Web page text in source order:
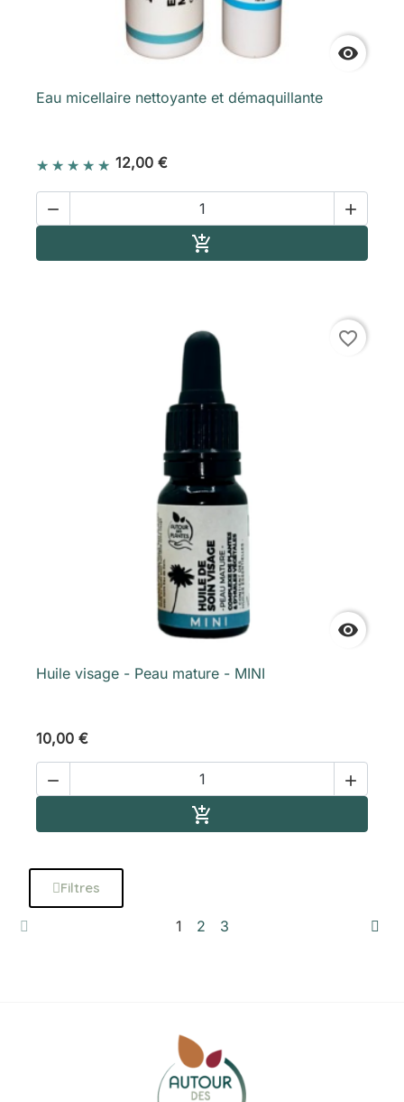
Filtres

Eau micellaire nettoyante et démaquillante
12,00 €
 


favorite_border
Huile visage - Peau mature - MINI
10,00 €
 

1 2 3